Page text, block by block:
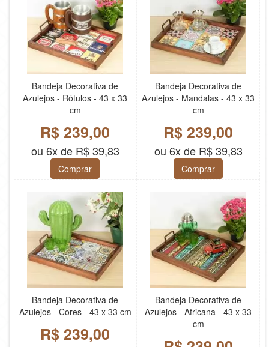
Bandeja Decorativa de
Azulejos - Rótulos - 43 x 33
cm
R$ 239,00
ou 6x de R$ 39,83
Comprar
Bandeja Decorativa de
Azulejos - Mandalas - 43 x 33
cm
R$ 239,00
ou 6x de R$ 39,83
Comprar
Bandeja Decorativa de
Azulejos - Cores - 43 x 33 cm
R$ 239,00
Bandeja Decorativa de
Azulejos - Africana - 43 x 33
cm